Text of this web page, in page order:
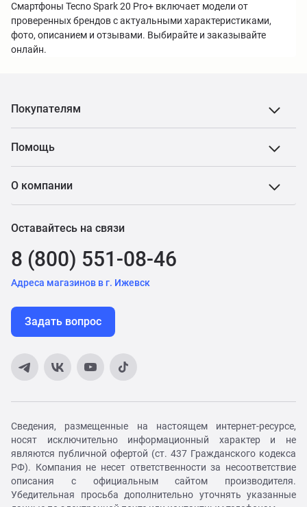
Смартфоны Tecno Spark 20 Pro+ включает модели от
проверенных брендов с актуальными характеристиками,
фото, описанием и отзывами. Выбирайте и заказывайте
онлайн.
Покупателям
Помощь
О компании
Оставайтесь на связи
8 (800) 551-08-46
Адреса магазинов в г. Ижевск
Задать вопрос
Сведения, размещенные на настоящем интернет-ресурсе,
носят исключительно информационный характер и не
являются публичной офертой (ст. 437 Гражданского кодекса
РФ). Компания не несет ответственности за несоответствие
описания с официальным сайтом производителя.
Убедительная просьба дополнительно уточнять указанные